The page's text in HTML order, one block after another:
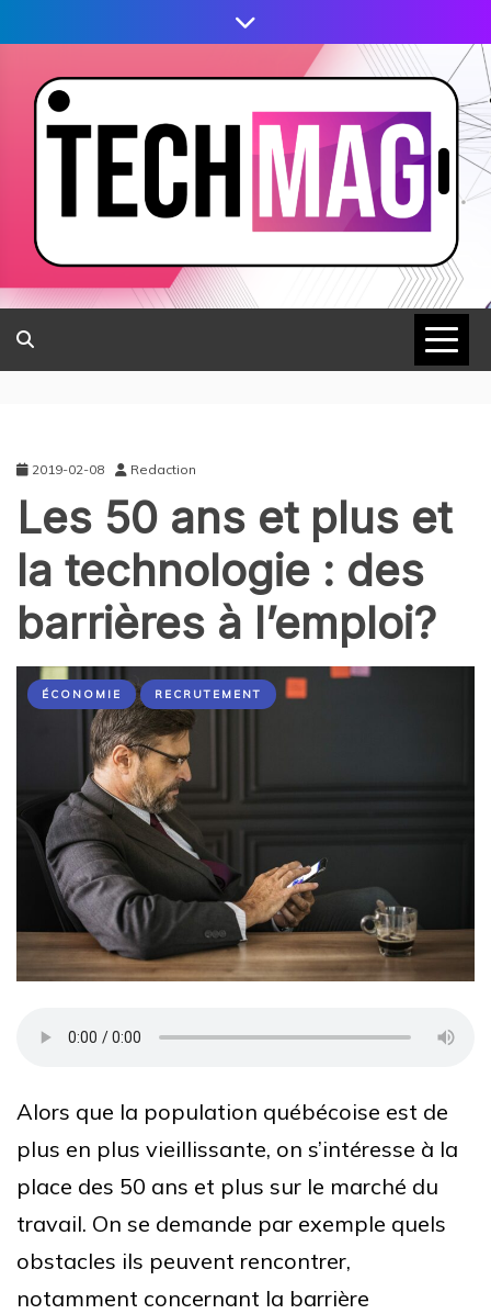
2019-02-08 Redaction
Les 50 ans et plus et
la technologie : des
barrières à l’emploi?
ÉCONOMIE RECRUTEMENT
Alors que la population québécoise est de
plus en plus vieillissante, on s’intéresse à la
place des 50 ans et plus sur le marché du
travail. On se demande par exemple quels
obstacles ils peuvent rencontrer,
notamment concernant la barrière